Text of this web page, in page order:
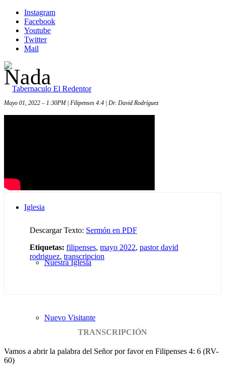
Instagram
Facebook
Youtube
Twitter
Mail
Iglesia
Nuestra Iglesia
Nuevo Visitante
Nada
Mayo 01, 2022 – 1:30PM | Filipenses 4:4 | Dr. David Rodríguez
Descargar Texto: Sermón en PDF
Etiquetas: filipenses, mayo 2022, pastor david
rodriguez, transcripcion
TRANSCRIPCIÓN
Vamos a abrir la palabra del Señor por favor en Filipenses 4: 6 (RV-
60)